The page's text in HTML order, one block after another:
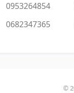
0953264854
0682347365
©